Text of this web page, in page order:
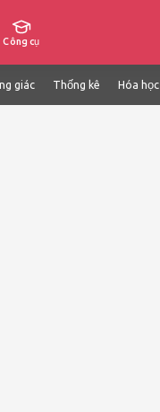
Công cụ
giác Thống kê Hóa học